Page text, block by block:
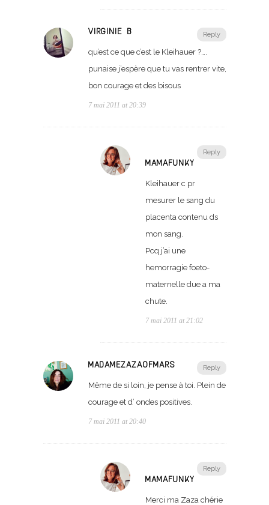
Reply
VIRGINIE B
qu’est ce que c’est le Kleihauer ?….
punaise j’espère que tu vas rentrer vite,
bon courage et des bisous
7 mai 2011 at 20:39
Reply
MAMAFUNKY
Kleihauer c pr
mesurer le sang du
placenta contenu ds
mon sang.
Pcq j’ai une
hemorragie foeto-
maternelle due a ma
chute.
7 mai 2011 at 21:02
Reply
MADAMEZAZAOFMARS
Même de si loin, je pense à toi. Plein de
courage et d’ ondes positives.
7 mai 2011 at 20:40
Reply
MAMAFUNKY
Merci ma Zaza chérie